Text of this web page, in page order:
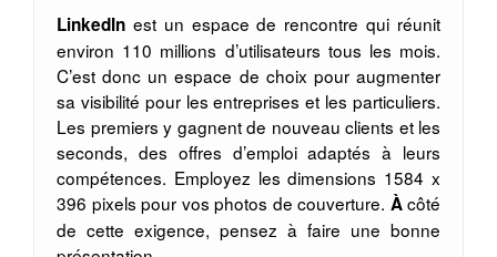
LinkedIn est un espace de rencontre qui réunit
environ 110 millions d’utilisateurs tous les mois.
C’est donc un espace de choix pour augmenter
sa visibilité pour les entreprises et les particuliers.
Les premiers y gagnent de nouveau clients et les
seconds, des offres d’emploi adaptés à leurs
compétences. Employez les dimensions 1584 x
396 pixels pour vos photos de couverture. Àcôté
de cette exigence, pensez à faire une bonne